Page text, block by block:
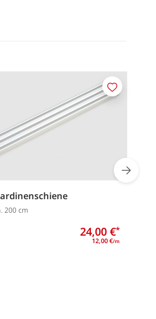
200 cm
24,00 €*
12,00 €/m
Merken